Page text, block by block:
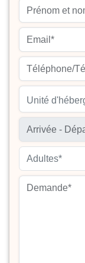
Unité
Adultes*